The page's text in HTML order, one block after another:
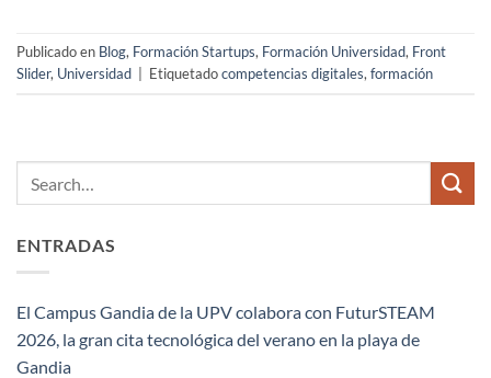
Publicado en Blog, Formación Startups, Formación Universidad, Front
Slider, Universidad Etiquetadocompetencias digitales,formación
ENTRADAS
El Campus Gandia de la UPV colabora con FuturSTEAM
2026, la gran cita tecnológica del verano en la playa de
Gandia